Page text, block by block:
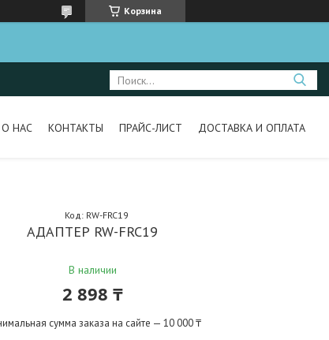
Корзина
О НАС КОНТАКТЫ ПРАЙС-ЛИСТ ДОСТАВКА И ОПЛАТА
АДАПТЕР RW-FRC19
В наличии
Код: RW-FRC19
2 898 ₸
сумма заказа на сайте — 10 000 ₸